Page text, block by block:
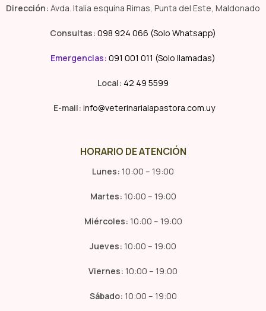
Dirección: Avda. Italia esquina Rimas, Punta del Este, Maldonado
Consultas: 098 924 066 (Solo Whatsapp)
Emergencias: 091 001 011 (Solo llamadas)
Local: 42 49 5599
E-mail: info@veterinarialapastora.com.uy
HORARIO DE ATENCIÓN
Lunes: 10:00 – 19:00
Martes: 10:00 – 19:00
Miércoles: 10:00 – 19:00
Jueves: 10:00 – 19:00
Viernes: 10:00 – 19:00
Sábado: 10:00 – 19:00